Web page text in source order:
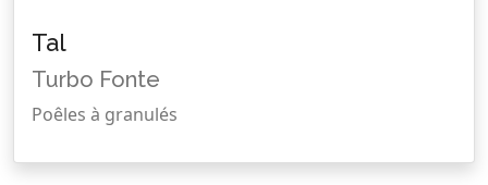
Tal
Turbo Fonte
Poêles à granulés